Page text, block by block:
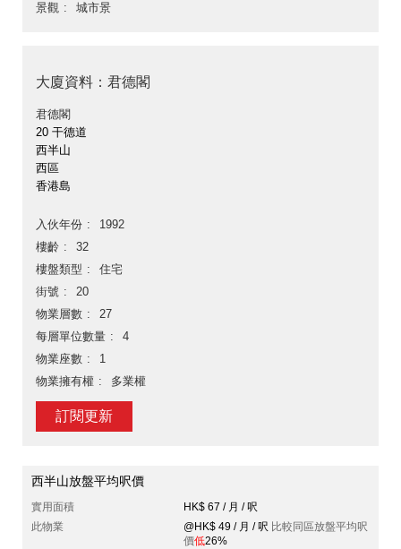
景觀
城市景
大廈資料：君德閣
君德閣
20 干德道
西半山
西區
香港島
入伙年份
1992
樓齡
32
樓盤類型
住宅
街號
20
物業層數
27
每層單位數量
4
物業座數
1
物業擁有權
多業權
訂閱更新
西半山放盤平均呎價
實用面積
HK$ 67 / 月 / 呎
此物業
@HK$ 49 / 月 / 呎 比較同區放盤平均呎
價低26%